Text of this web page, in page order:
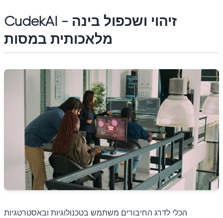
CudekAI - זיהוי ושכפול בינה
מלאכותית במסות
הכלי לדרג החיבורים משתמש בטכנולוגיות ובאסטרטגיות